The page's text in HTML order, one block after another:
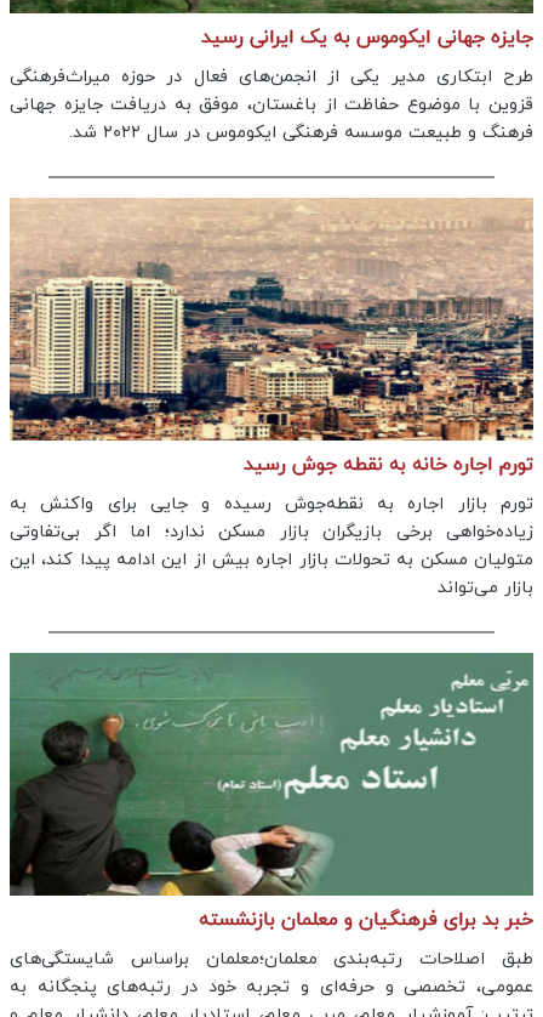
جایزه جهانی ایکوموس به یک ایرانی رسید
طرح ابتکاری مدیر یکی از انجمن‌های فعال در حوزه میراث‌فرهنگی
قزوین با موضوع حفاظت از باغستان، موفق به دریافت جایزه جهانی
فرهنگ و طبیعت موسسه فرهنگی ایکوموس در سال ۲۰۲۲ شد.
️تورم اجاره خانه به نقطه جوش رسید
تورم بازار اجاره به نقطه‌جوش رسیده و جایی برای واکنش به
زیاده‌خواهی برخی بازیگران بازار مسکن ندارد؛ اما اگر بی‌تفاوتی
متولیان مسکن به تحولات بازار اجاره بیش از این ادامه پیدا کند، این
بازار می‌تواند
خبر بد برای فرهنگیان و معلمان بازنشسته
طبق اصلاحات رتبه‌بندی معلمان؛معلمان براساس شایستگی‌های
عمومی، تخصصی و حرفه‌ای و تجربه خود در رتبه‌های پنجگانه به